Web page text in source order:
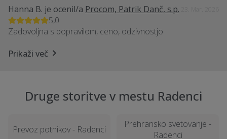
Hanna B. je ocenil/a Procom, Patrik Danč, s.p.
5,0
Zadovoljna s popravilom, ceno, odzivnostjo
Prikaži več
Druge storitve v mestu Radenci
Prevoz potnikov - Radenci
Prehransko svetovanje -
Radenci